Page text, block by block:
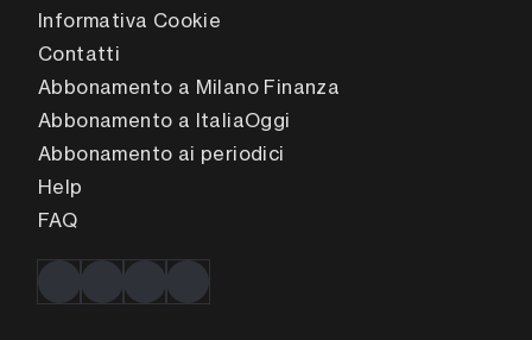
Informativa Cookie
Contatti
Abbonamento a Milano Finanza
Abbonamento a ItaliaOggi
Abbonamento ai periodici
Help
FAQ